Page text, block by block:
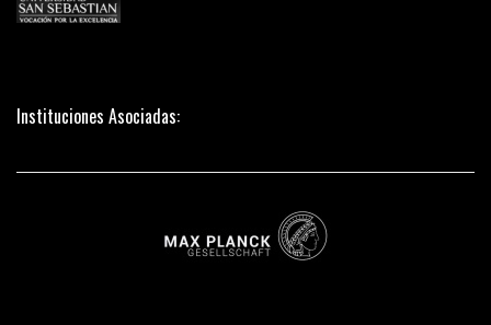
Instituciones Asociadas: